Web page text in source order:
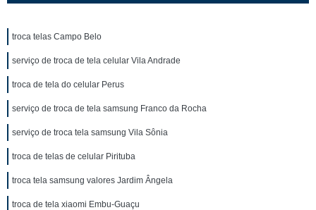
troca telas Campo Belo
serviço de troca de tela celular Vila Andrade
troca de tela do celular Perus
serviço de troca de tela samsung Franco da Rocha
serviço de troca tela samsung Vila Sônia
troca de telas de celular Pirituba
troca tela samsung valores Jardim Ângela
troca de tela xiaomi Embu-Guaçu